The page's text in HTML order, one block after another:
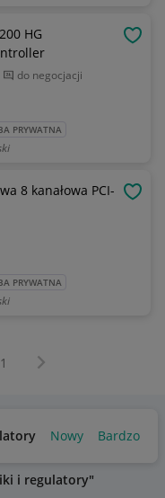
HG
do negocjacji
PRYWATNA
8 kanałowa PCI-
PRYWATNA
1 Następna strona
Nowy Bardzo
i regulatory"